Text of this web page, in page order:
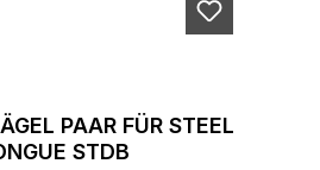
PAAR FÜR STEEL
STDB